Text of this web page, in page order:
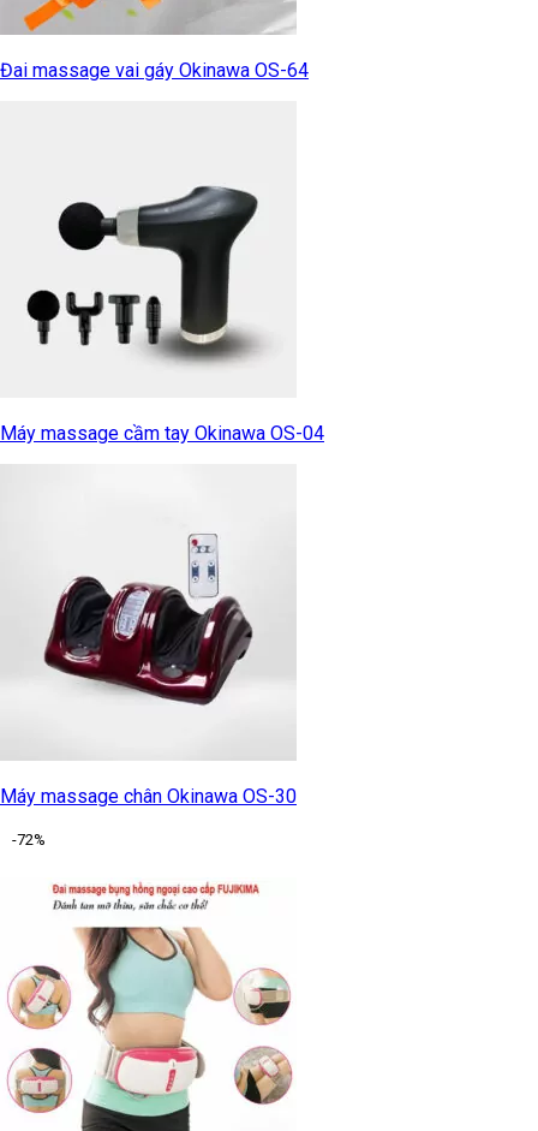
Đai massage vai gáy Okinawa OS-64
Máy massage cầm tay Okinawa OS-04
Máy massage chân Okinawa OS-30
-72%